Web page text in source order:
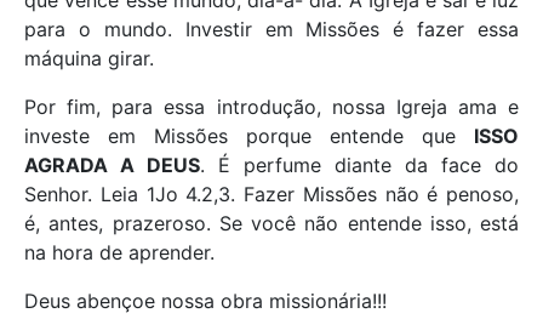
para o mundo. Investir em Missões é fazer essa
máquina girar.
Por fim, para essa introdução, nossa Igreja ama e
investe em Missões porque entende que ISSO
AGRADA A DEUS. É perfume diante da face do
Senhor. Leia 1Jo 4.2,3. Fazer Missões não é penoso,
é, antes, prazeroso. Se você não entende isso, está
na hora de aprender.
Deus abençoe nossa obra missionária!!!